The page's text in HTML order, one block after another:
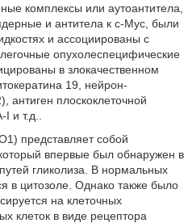
комплексы или аутоантитела,
и антитела к с-Myc, были
и ассоциированы с
опухолеспецифические
в злокачественном
19, нейрон-
антиген плоскоклеточной
и т.д..
представляет собой
впервые был обнаружен в
гликолиза. В нормальных
в цитозоле. Однако также было
на клеточных
клеток в виде рецептора